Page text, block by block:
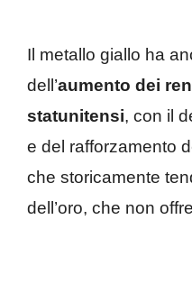
Il metallo giallo ha
dell’aumento dei
statunitensi, con il
e del rafforzamento
che storicamente
dell’oro, che non